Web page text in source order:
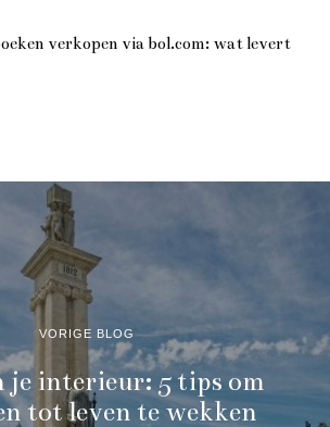
verkopen via bol.com: wat levert
VORIGE BLOG
je interieur: 5 tips om
tot leven te wekken